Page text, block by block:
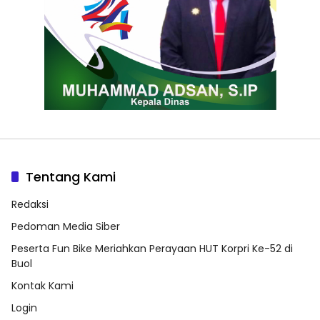
Tentang Kami
Redaksi
Pedoman Media Siber
Peserta Fun Bike Meriahkan Perayaan HUT Korpri Ke-52 di
Buol
Kontak Kami
Login